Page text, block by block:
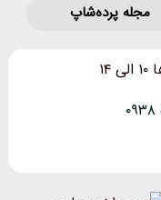
مجله پرده‌شاپ